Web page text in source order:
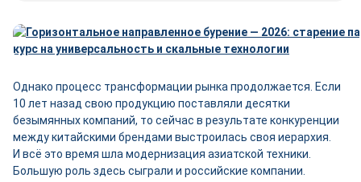
Однако процесс трансформации рынка продолжается. Если
10 лет назад свою продукцию поставляли десятки
безымянных компаний, то сейчас в результате конкуренции
между китайскими брендами выстроилась своя иерархия.
И всё это время шла модернизация азиатской техники.
Большую роль здесь сыграли и российские компании.